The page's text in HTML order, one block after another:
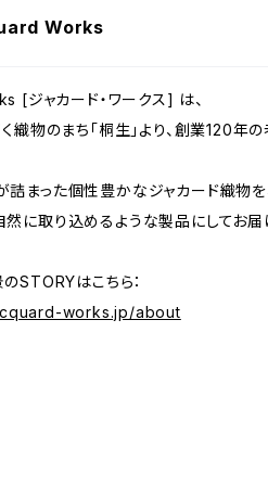
Works
ジャカード・ワークス] は、
物のまち「桐生」より、創業120年の
詰まった個性豊かなジャカード織物を
然に取り込めるような製品にしてお届
STORYはこちら：
works.jp/about